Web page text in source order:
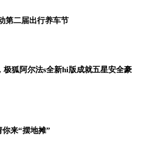
第二届出行养车节
极狐阿尔法s全新hi版成就五星安全豪
来“摆地摊”